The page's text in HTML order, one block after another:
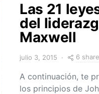
Las 21
del
Maxwell
julio 3, 2015 6
A continuación, te
los principios de